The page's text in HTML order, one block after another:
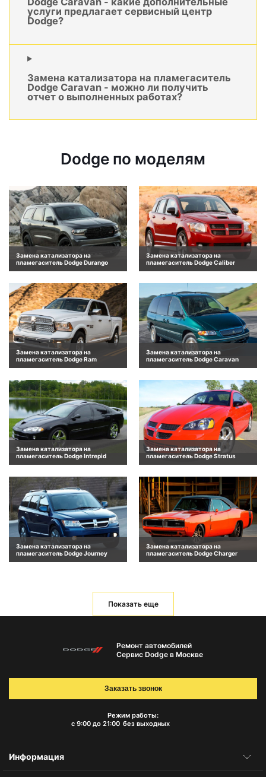
услуги предлагает сервисный центр
Dodge?
Замена катализатора на пламегаситель
Dodge Caravan - можно ли получить
отчет о выполненных работах?
Dodge по моделям
Замена катализатора на
пламегаситель Dodge Durango
Замена катализатора на
пламегаситель Dodge Caliber
Замена катализатора на
пламегаситель Dodge Ram
Замена катализатора на
пламегаситель Dodge Caravan
Замена катализатора на
пламегаситель Dodge Intrepid
Замена катализатора на
пламегаситель Dodge Stratus
Замена катализатора на
пламегаситель Dodge Journey
Замена катализатора на
пламегаситель Dodge Charger
Показать еще
Ремонт автомобилей
Сервис Dodge в Москве
Режим работы:
с 9:00 до 21:00 без выходных
Заказать звонок
Информация